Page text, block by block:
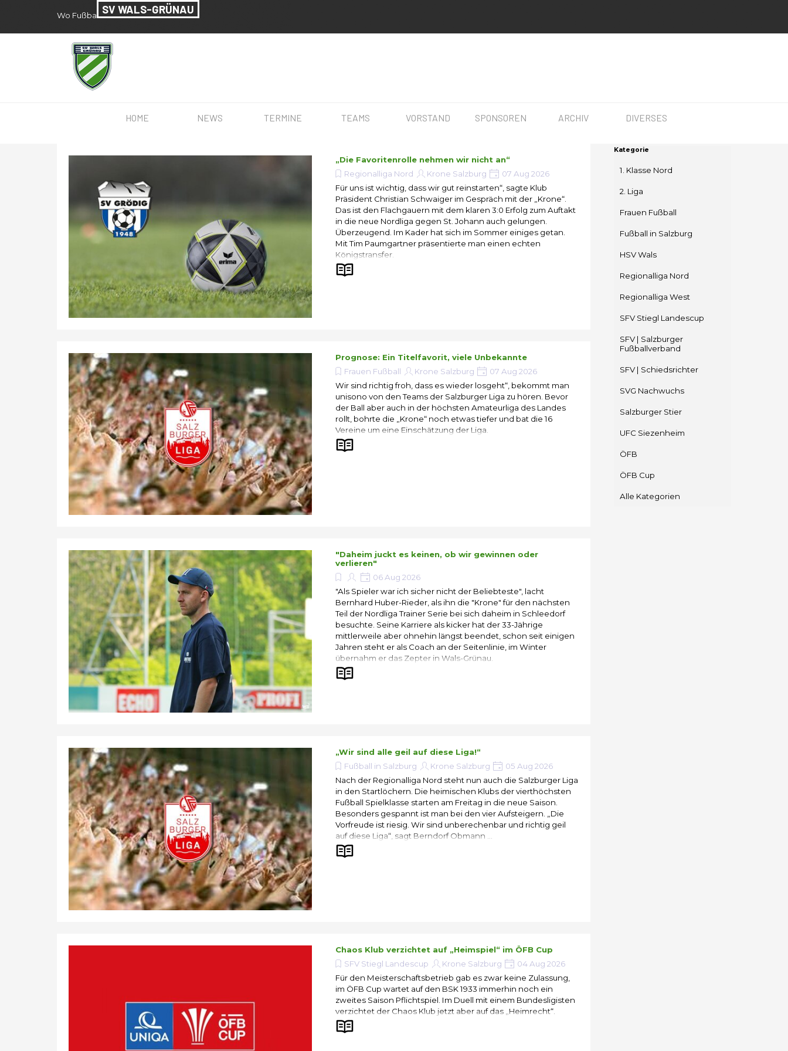
SV WALS-GRÜNAU
Wo Fußball seit 1957 zu Hause ist.
HOME NEWS TERMINE ▼
TEAMS ▼
VORSTAND ▼
SPONSOREN ▼
ARCHIV ▼
DIVERSES
„Die Favoritenrolle nehmen wir nicht an“
Regionalliga Nord
Krone Salzburg
07 Aug 2026
Für uns ist wichtig, dass wir gut reinstarten“, sagte Klub
Präsident Christian Schwaiger im Gespräch mit der „Krone“.
Das ist den Flachgauern mit dem klaren 3:0 Erfolg zum Auftakt
in die neue Nordliga gegen St. Johann auch gelungen.
Überzeugend. Im Kader hat sich im Sommer einiges getan.
Mit Tim Paumgartner präsentierte man einen echten
Königstransfer.
Prognose: Ein Titelfavorit, viele Unbekannte
Frauen Fußball
Krone Salzburg
07 Aug 2026
Wir sind richtig froh, dass es wieder losgeht“, bekommt man
unisono von den Teams der Salzburger Liga zu hören. Bevor
der Ball aber auch in der höchsten Amateurliga des Landes
rollt, bohrte die „Krone“ noch etwas tiefer und bat die 16
Vereine um eine Einschätzung der Liga.
"Daheim juckt es keinen, ob wir gewinnen oder
verlieren"
06 Aug 2026
"Als Spieler war ich sicher nicht der Beliebteste", lacht
Bernhard Huber-Rieder, als ihn die "Krone" für den nächsten
Teil der Nordliga Trainer Serie bei sich daheim in Schleedorf
besuchte. Seine Karriere als kicker hat der 33-Jährige
mittlerweile aber ohnehin längst beendet, schon seit einigen
Jahren steht er als Coach an der Seitenlinie, im Winter
übernahm er das Zepter in Wals-Grünau.
„Wir sind alle geil auf diese Liga!“
Fußball in Salzburg
Krone Salzburg
05 Aug 2026
Nach der Regionalliga Nord steht nun auch die Salzburger Liga
in den Startlöchern. Die heimischen Klubs der vierthöchsten
Fußball Spielklasse starten am Freitag in die neue Saison.
Besonders gespannt ist man bei den vier Aufsteigern. „Die
Vorfreude ist riesig. Wir sind unberechenbar und richtig geil
auf diese Liga“, sagt Berndorf Obmann ...
Chaos Klub verzichtet auf „Heimspiel“ im ÖFB Cup
SFV Stiegl Landescup
Krone Salzburg
04 Aug 2026
Für den Meisterschaftsbetrieb gab es zwar keine Zulassung,
im ÖFB Cup wartet auf den BSK 1933 immerhin noch ein
zweites Saison Pflichtspiel. Im Duell mit einem Bundesligisten
verzichtet der Chaos Klub jetzt aber auf das „Heimrecht“.
Block überspringen Kategorie
Kategorie
1. Klasse Nord
2. Liga
Frauen Fußball
Fußball in Salzburg
HSV Wals
Regionalliga Nord
Regionalliga West
SFV Stiegl Landescup
SFV | Salzburger
Fußballverband
SFV | Schiedsrichter
SVG Nachwuchs
Salzburger Stier
UFC Siezenheim
ÖFB
ÖFB Cup
Alle Kategorien